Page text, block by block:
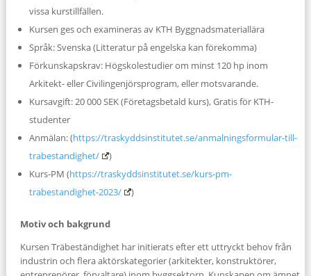
vissa kurstillfällen.
Kursen ges och examineras av KTH Byggnadsmateriallära
Språk: Svenska (Litteratur på engelska kan förekomma)
Förkunskapskrav: Högskolestudier om minst 120 hp inom
Arkitekt- eller Civilingenjörsprogram, eller motsvarande.
Kursavgift: 20 000 SEK (Företagsbetald kurs), Gratis för KTH-
studenter
Anmälan: (https://traskyddsinstitutet.se/anmalningsformular-till-
trabestandighet/
)
Kurs-PM (https://traskyddsinstitutet.se/kurs-pm-
trabestandighet-2023/
)
Motiv och bakgrund
Kursen Träbeständighet har initierats efter ett uttryckt behov från
industrin och flera aktörskategorier (arkitekter, konstruktörer,